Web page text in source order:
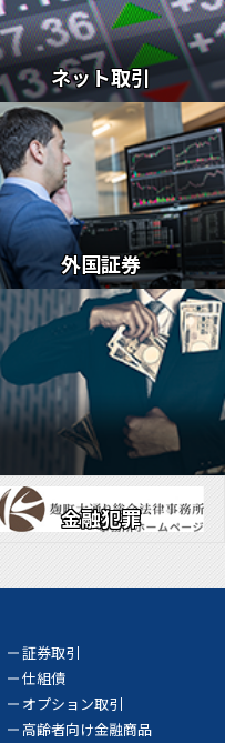
ネット取引
外国証券
金融犯罪
証券取引
仕組債
オプション取引
高齢者向け金融商品